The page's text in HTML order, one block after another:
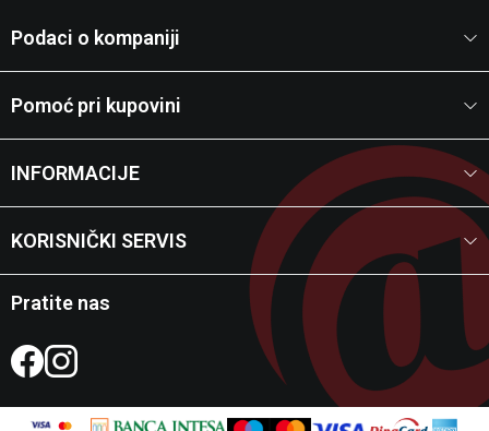
Podaci o kompaniji
Pomoć pri kupovini
INFORMACIJE
KORISNIČKI SERVIS
Pratite nas